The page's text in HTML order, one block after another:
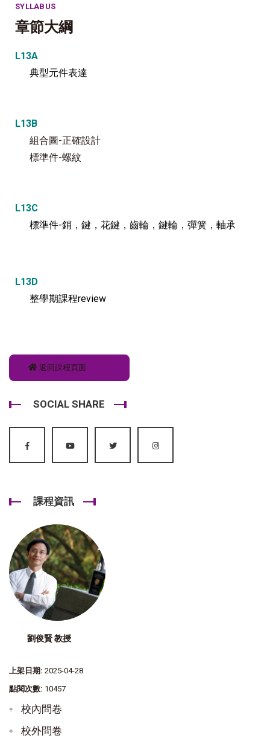
SYLLABUS
章節大綱
L13A
典型元件表達
L13B
組合圖-正確設計
標準件-螺紋
L13C
標準件-銷，鍵，花鍵，齒輪，鍵輪，彈簧，軸承
L13D
整學期課程review
返回課程頁面
SOCIAL SHARE
課程資訊
劉俊賢 教授
上架日期: 2025-04-28
點閱次數: 10457
校內問卷
校外問卷